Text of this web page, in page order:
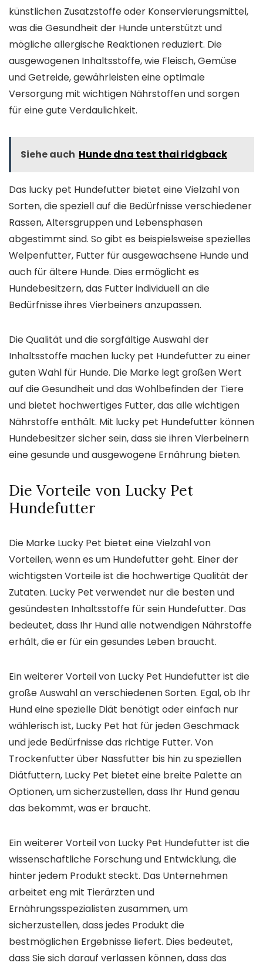
künstlichen Zusatzstoffe oder Konservierungsmittel,
was die Gesundheit der Hunde unterstützt und
mögliche allergische Reaktionen reduziert. Die
ausgewogenen Inhaltsstoffe, wie Fleisch, Gemüse
und Getreide, gewährleisten eine optimale
Versorgung mit wichtigen Nährstoffen und sorgen
für eine gute Verdaulichkeit.
Siehe auch Hunde dna test thai ridgback
Das lucky pet Hundefutter bietet eine Vielzahl von
Sorten, die speziell auf die Bedürfnisse verschiedener
Rassen, Altersgruppen und Lebensphasen
abgestimmt sind. So gibt es beispielsweise spezielles
Welpenfutter, Futter für ausgewachsene Hunde und
auch für ältere Hunde. Dies ermöglicht es
Hundebesitzern, das Futter individuell an die
Bedürfnisse ihres Vierbeiners anzupassen.
Die Qualität und die sorgfältige Auswahl der
Inhaltsstoffe machen lucky pet Hundefutter zu einer
guten Wahl für Hunde. Die Marke legt großen Wert
auf die Gesundheit und das Wohlbefinden der Tiere
und bietet hochwertiges Futter, das alle wichtigen
Nährstoffe enthält. Mit lucky pet Hundefutter können
Hundebesitzer sicher sein, dass sie ihren Vierbeinern
eine gesunde und ausgewogene Ernährung bieten.
Die Vorteile von Lucky Pet
Hundefutter
Die Marke Lucky Pet bietet eine Vielzahl von
Vorteilen, wenn es um Hundefutter geht. Einer der
wichtigsten Vorteile ist die hochwertige Qualität der
Zutaten. Lucky Pet verwendet nur die besten und
gesündesten Inhaltsstoffe für sein Hundefutter. Das
bedeutet, dass Ihr Hund alle notwendigen Nährstoffe
erhält, die er für ein gesundes Leben braucht.
Ein weiterer Vorteil von Lucky Pet Hundefutter ist die
große Auswahl an verschiedenen Sorten. Egal, ob Ihr
Hund eine spezielle Diät benötigt oder einfach nur
wählerisch ist, Lucky Pet hat für jeden Geschmack
und jede Bedürfnisse das richtige Futter. Von
Trockenfutter über Nassfutter bis hin zu speziellen
Diätfuttern, Lucky Pet bietet eine breite Palette an
Optionen, um sicherzustellen, dass Ihr Hund genau
das bekommt, was er braucht.
Ein weiterer Vorteil von Lucky Pet Hundefutter ist die
wissenschaftliche Forschung und Entwicklung, die
hinter jedem Produkt steckt. Das Unternehmen
arbeitet eng mit Tierärzten und
Ernährungsspezialisten zusammen, um
sicherzustellen, dass jedes Produkt die
bestmöglichen Ergebnisse liefert. Dies bedeutet,
dass Sie sich darauf verlassen können, dass das